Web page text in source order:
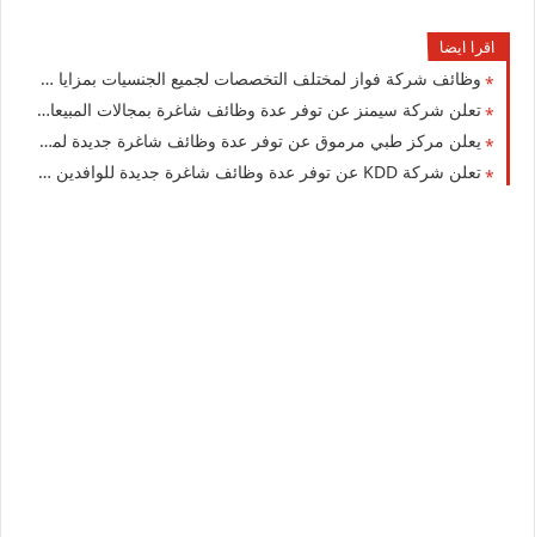
اقرا ايضا
وظائف شركة فواز لمختلف التخصصات لجميع الجنسيات بمزايا ورواتب عالية بالكويت
تعلن شركة سيمنز عن توفر عدة وظائف شاغرة بمجالات المبيعات والتقنية بالكويت
يعلن مركز طبي مرموق عن توفر عدة وظائف شاغرة جديدة لمختلف التخصصات لجميع الجنسيات في الكويت
تعلن شركة ‏KDD‏ عن توفر عدة وظائف شاغرة جديدة للوافدين والمقيمن في الكويت لعام 2026